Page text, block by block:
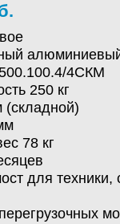
4СКМ
250 кг
78 кг
для техники,